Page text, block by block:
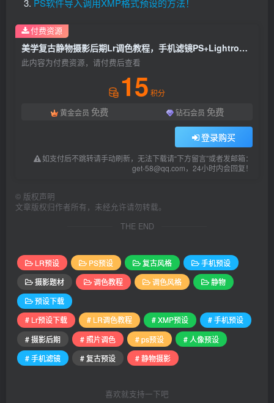
PS软件导入调用XMP格式预设的方法！
美学复古静物摄影后期Lr调色教程，手机滤镜PS+Lightroom预设下载！
此内容为付费资源，请付费后查看
15 积分
黄金会员 免费 钻石会员 免费
登录购买
如支付后不跳转请手动刷新，无法下载请“下方留言”或者发邮箱：
get-58@qq.com，24小时内会回复！
付费资源
© 版权声明
文章版权归作者所有，未经允许请勿转载。
THE END
LR预设 PS预设 复古风格
手机预设
摄影题材
调色教程 调色风格
静物
预设下载
# Lr预设下载
# LR调色教程 # XMP预设
# 手机预设
# 摄影后期
# 照片调色 # ps预设
# 人像预设
# 手机滤镜
# 复古预设 # 静物摄影
喜欢就支持一下吧